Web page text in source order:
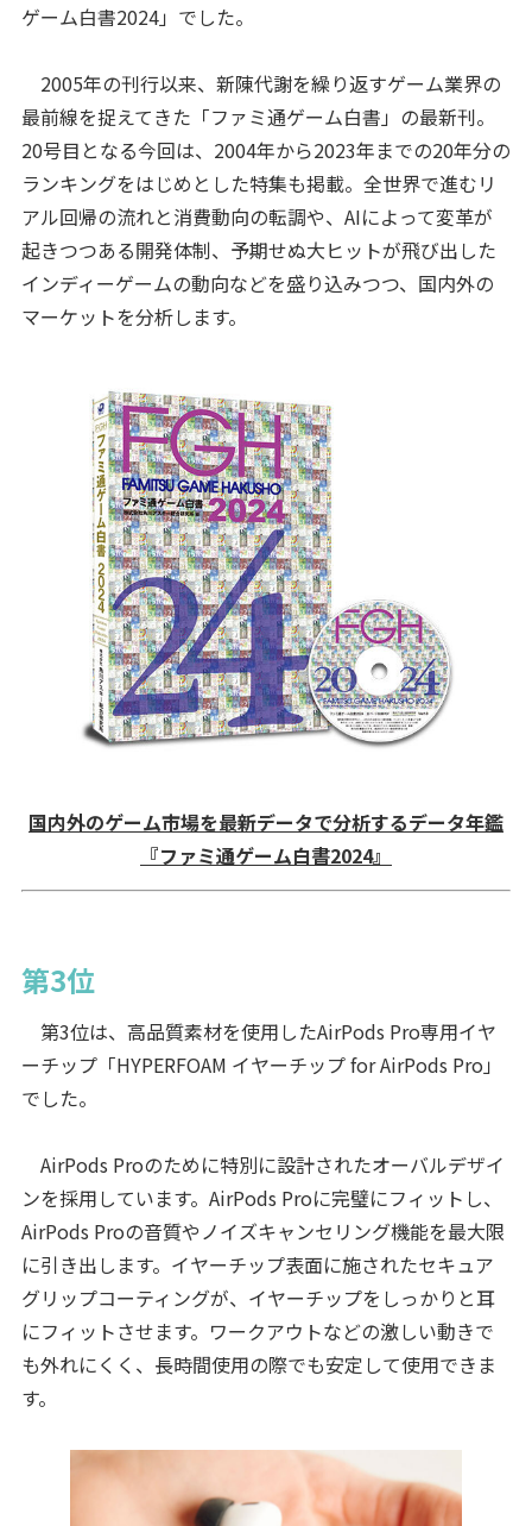
ゲーム白書2024」でした。
2005年の刊行以来、新陳代謝を繰り返すゲーム業界の
最前線を捉えてきた「ファミ通ゲーム白書」の最新刊。
20号目となる今回は、2004年から2023年までの20年分の
ランキングをはじめとした特集も掲載。全世界で進むリ
アル回帰の流れと消費動向の転調や、AIによって変革が
起きつつある開発体制、予期せぬ大ヒットが飛び出した
インディーゲームの動向などを盛り込みつつ、国内外の
マーケットを分析します。
国内外のゲーム市場を最新データで分析するデータ年鑑
『ファミ通ゲーム白書2024』
第3位
第3位は、高品質素材を使用したAirPods Pro専用イヤ
ーチップ「HYPERFOAM イヤーチップ for AirPods Pro」
でした。
AirPods Proのために特別に設計されたオーバルデザイ
ンを採用しています。AirPods Proに完璧にフィットし、
AirPods Proの音質やノイズキャンセリング機能を最大限
に引き出します。イヤーチップ表面に施されたセキュア
グリップコーティングが、イヤーチップをしっかりと耳
にフィットさせます。ワークアウトなどの激しい動きで
も外れにくく、長時間使用の際でも安定して使用できま
す。